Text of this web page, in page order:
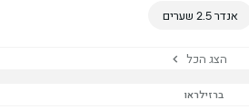
אנדר 2.5 שערים
הצג הכל
ברזילראו